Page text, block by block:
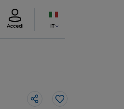
Accedi IT
Like